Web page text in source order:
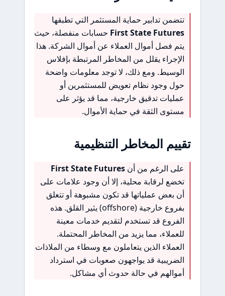
تتضمن تدابير حماية المستثمر التي تطبقها
First State Futures حسابات منفصلة، حيث
يتم فصل أموال العملاء عن أموال الشركة. هذا
الإجراء يقلل من المخاطر المرتبطة بإفلاس
الوسيط. ومع ذلك، لا توجد معلومات واضحة
حول وجود نظام تعويض للمستثمرين أو
عمليات تدقيق خارجية، مما قد يؤثر على
مستوى الثقة في حماية الأموال.
تقييم المخاطر التنظيمية
على الرغم من أن First State Futures
تخضع لرقابة محلية، إلا أن وجود علامات على
أن بعض عملياتها قد تكون مشبوهة أو تتعلق
بفروع خارجية (offshore) يثير القلق. هذه
الفروع قد تستخدم لتقديم خدمات معينة
للعملاء، مما يزيد من المخاطر المحتملة.
العملاء الذين يتعاملون مع وسطاء من الملاذات
الضريبية قد يواجهون صعوبات في استرداد
أموالهم في حالة حدوث أي مشاكل.